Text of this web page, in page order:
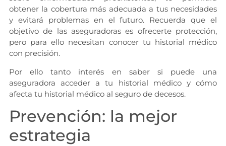
obtener la cobertura más adecuada a tus necesidades
y evitará problemas en el futuro. Recuerda que el
objetivo de las aseguradoras es ofrecerte protección,
pero para ello necesitan conocer tu historial médico
con precisión.
Por ello tanto interés en saber si puede una
aseguradora acceder a tu historial médico y cómo
afecta tu historial médico al seguro de decesos.
Prevención: la mejor
estrategia